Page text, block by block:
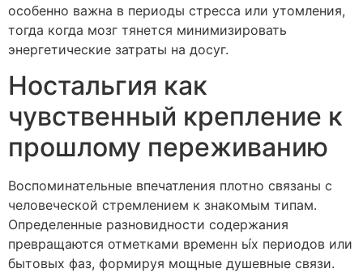
особенно важна в периоды стресса или утомления,
тогда когда мозг тянется минимизировать
энергетические затраты на досуг.
Ностальгия как
чувственный крепление к
прошлому переживанию
Воспоминательные впечатления плотно связаны с
человеческой стремлением к знакомым типам.
Определенные разновидности содержания
превращаются отметками временн ы́х периодов или
бытовых фаз, формируя мощные душевные связи.